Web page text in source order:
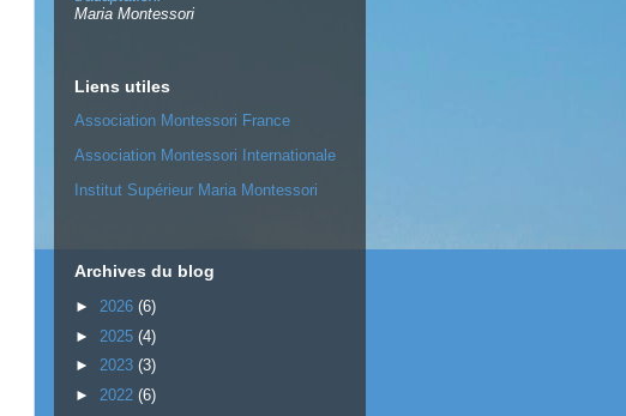
Maria Montessori
Liens utiles
Association Montessori France
Association Montessori Internationale
Institut Supérieur Maria Montessori
Archives du blog
► 2026 (6)
► 2025 (4)
► 2023 (3)
► 2022 (6)